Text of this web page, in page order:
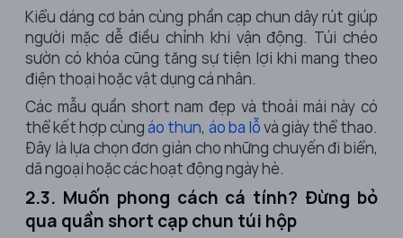
Kiểu dáng cơ bản cùng phần cạp chun dây rút giúp
người mặc dễ điều chỉnh khi vận động. Túi chéo
sườn có khóa cũng tăng sự tiện lợi khi mang theo
điện thoại hoặc vật dụng cá nhân.
Các mẫu quần short nam đẹp và thoải mái này có
thể kết hợp cùngáo thun, áo ba lỗvà giày thể thao.
Đây là lựa chọn đơn giản cho những chuyến đi biển,
dã ngoại hoặc các hoạt động ngày hè.
2.3. Muốn phong cách cá tính? Đừng bỏ
qua quần short cạp chun túi hộp